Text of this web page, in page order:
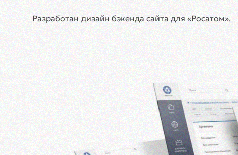
Разработан дизайн бэкенда сайта для «Росатом».